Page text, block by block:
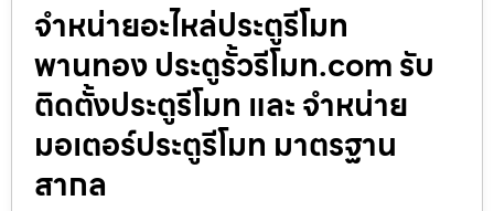
จำหน่ายอะไหล่ประตูรีโมท
พานทอง ประตูรั้วรีโมท.com รับ
ติดตั้งประตูรีโมท และ จำหน่าย
มอเตอร์ประตูรีโมท มาตรฐาน
สากล